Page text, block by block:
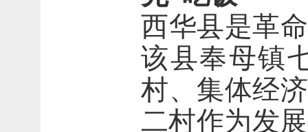
西华县是革
该县奉母镇
村、集体经
二村作为发